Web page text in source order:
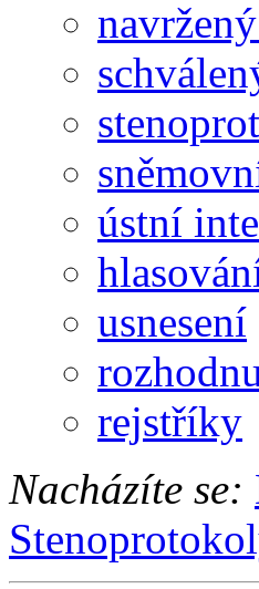
ústní
usnesení
rejstříky
Nacházíte se: